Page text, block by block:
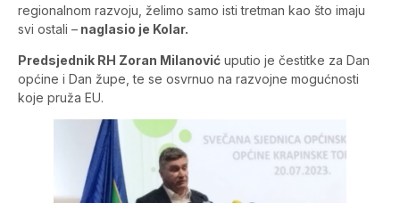
regionalnom razvoju, želimo samo isti tretman kao što imaju
svi ostali – naglasio je Kolar.
Predsjednik RH Zoran Milanović uputio je čestitke za Dan
općine i Dan župe, te se osvrnuo na razvojne mogućnosti
koje pruža EU.